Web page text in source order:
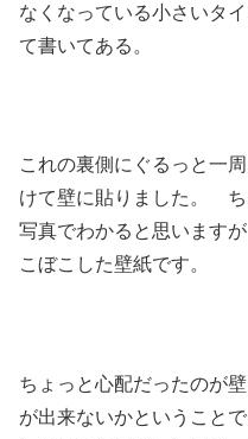
なくなっている小さいタ
て書いてある。
これの裏側にぐるっと一
けて壁に貼りました。
写真でわかると思います
こぼこした壁紙です。
ちょっと心配だったのが
が出来ないかということ